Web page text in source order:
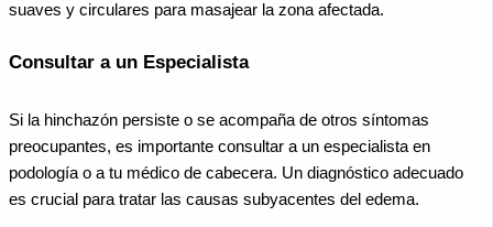
suaves y circulares para masajear la zona afectada.
Consultar a un Especialista
Si la hinchazón persiste o se acompaña de otros síntomas
preocupantes, es importante consultar a un especialista en
podología o a tu médico de cabecera. Un diagnóstico adecuado
es crucial para tratar las causas subyacentes del edema.